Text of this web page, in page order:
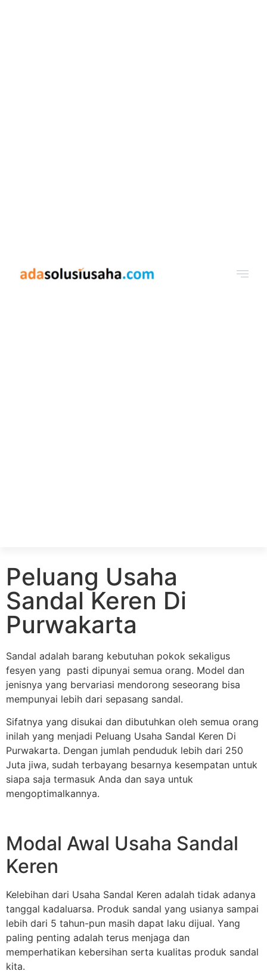
Peluang Usaha
Sandal Keren Di
Purwakarta
Sandal adalah barang kebutuhan pokok sekaligus
fesyen yang pasti dipunyai semua orang. Model dan
jenisnya yang bervariasi mendorong seseorang bisa
mempunyai lebih dari sepasang sandal.
Sifatnya yang disukai dan dibutuhkan oleh semua orang
inilah yang menjadi Peluang Usaha Sandal Keren Di
Purwakarta. Dengan jumlah penduduk lebih dari 250
Juta jiwa, sudah terbayang besarnya kesempatan untuk
siapa saja termasuk Anda dan saya untuk
mengoptimalkannya.
Modal Awal Usaha Sandal
Keren
Kelebihan dari Usaha Sandal Keren adalah tidak adanya
tanggal kadaluarsa. Produk sandal yang usianya sampai
lebih dari 5 tahun-pun masih dapat laku dijual. Yang
paling penting adalah terus menjaga dan
memperhatikan kebersihan serta kualitas produk sandal
kita.